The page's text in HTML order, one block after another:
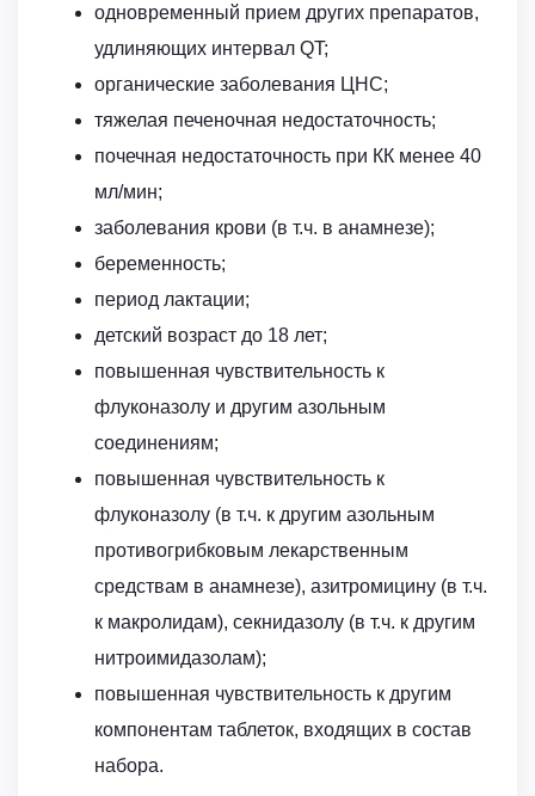
одновременный прием других препаратов,
удлиняющих интервал QT;
органические заболевания ЦНС;
тяжелая печеночная недостаточность;
почечная недостаточность при КК менее 40
мл/мин;
заболевания крови (в т.ч. в анамнезе);
беременность;
период лактации;
детский возраст до 18 лет;
повышенная чувствительность к
флуконазолу и другим азольным
соединениям;
повышенная чувствительность к
флуконазолу (в т.ч. к другим азольным
противогрибковым лекарственным
средствам в анамнезе), азитромицину (в т.ч.
к макролидам), секнидазолу (в т.ч. к другим
нитроимидазолам);
повышенная чувствительность к другим
компонентам таблеток, входящих в состав
набора.